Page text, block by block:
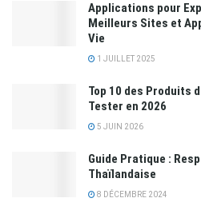
Applications pour
Meilleurs Sites et
Vie
1 JUILLET 2025
Top 10 des Produits
Tester en 2026
5 JUIN 2026
Guide Pratique :
Thaïlandaise
8 DÉCEMBRE 2024